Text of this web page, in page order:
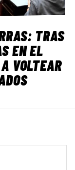
TRAS
EN EL
VOLTEAR